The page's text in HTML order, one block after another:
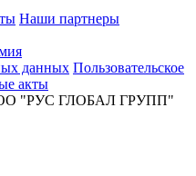
Наши партнеры
данных Пользовательское
акты
"РУС ГЛОБАЛ ГРУПП"